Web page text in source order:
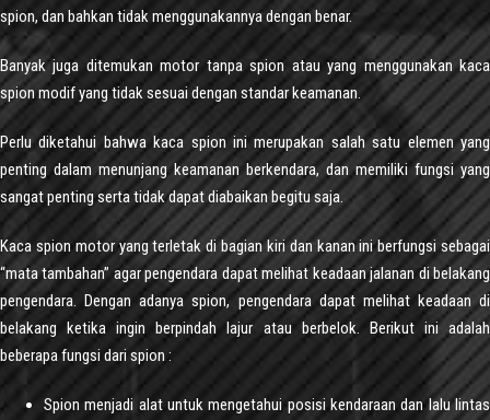
spion, dan bahkan tidak menggunakannya dengan benar.
Banyak juga ditemukan motor tanpa spion atau yang menggunakan kaca
spion modif yang tidak sesuai dengan standar keamanan.
Perlu diketahui bahwa kaca spion ini merupakan salah satu elemen yang
penting dalam menunjang keamanan berkendara, dan memiliki fungsi yang
sangat penting serta tidak dapat diabaikan begitu saja.
Kaca spion motor yang terletak di bagian kiri dan kanan ini berfungsi sebagai
“mata tambahan” agar pengendara dapat melihat keadaan jalanan di belakang
pengendara. Dengan adanya spion, pengendara dapat melihat keadaan di
belakang ketika ingin berpindah lajur atau berbelok. Berikut ini adalah
beberapa fungsi dari spion :
Spion menjadi alat untuk mengetahui posisi kendaraan dan lalu lintas